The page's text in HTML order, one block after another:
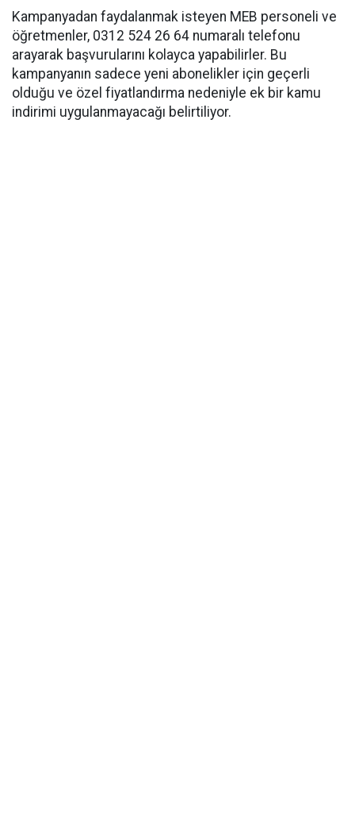
Kampanyadan faydalanmak isteyen MEB personeli ve
öğretmenler, 0312 524 26 64 numaralı telefonu
arayarak başvurularını kolayca yapabilirler. Bu
kampanyanın sadece yeni abonelikler için geçerli
olduğu ve özel fiyatlandırma nedeniyle ek bir kamu
indirimi uygulanmayacağı belirtiliyor.